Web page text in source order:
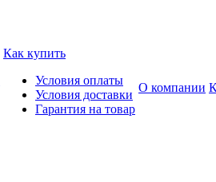
Как купить
Условия оплаты
Условия доставки
Гарантия на товар
О компании